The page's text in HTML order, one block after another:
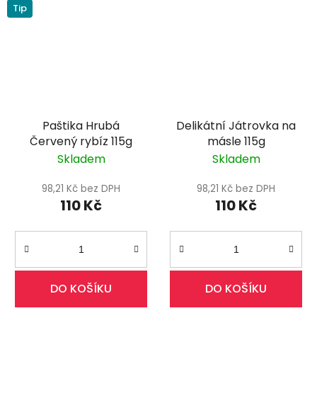
Tip
Paštika Hrubá
Červený rybíz 115g
Skladem
98,21 Kč bez DPH
110 Kč
DO KOŠÍKU
Delikátní Játrovka na
másle 115g
Skladem
98,21 Kč bez DPH
110 Kč
DO KOŠÍKU